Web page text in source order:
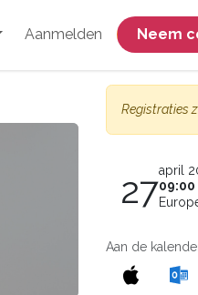
Aanmelden ​​​​​​​​​​​​​​​​Neem
Registraties
27april
09:00
Aan de